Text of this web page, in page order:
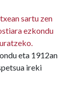
sartu zen
ezkondu
eta 1912an
ireki